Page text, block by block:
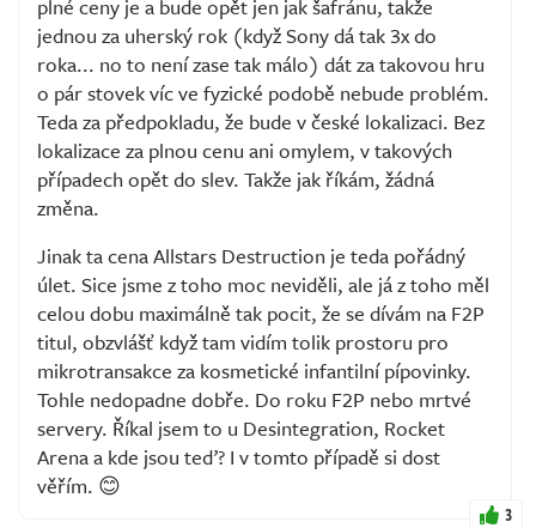
plné ceny je a bude opět jen jak šafránu, takže
jednou za uherský rok (když Sony dá tak 3x do
roka... no to není zase tak málo) dát za takovou hru
o pár stovek víc ve fyzické podobě nebude problém.
Teda za předpokladu, že bude v české lokalizaci. Bez
lokalizace za plnou cenu ani omylem, v takových
případech opět do slev. Takže jak říkám, žádná
změna.
Jinak ta cena Allstars Destruction je teda pořádný
úlet. Sice jsme z toho moc neviděli, ale já z toho měl
celou dobu maximálně tak pocit, že se dívám na F2P
titul, obzvlášť když tam vidím tolik prostoru pro
mikrotransakce za kosmetické infantilní pípovinky.
Tohle nedopadne dobře. Do roku F2P nebo mrtvé
servery. Říkal jsem to u Desintegration, Rocket
Arena a kde jsou teď? I v tomto případě si dost
věřím. 😊
3